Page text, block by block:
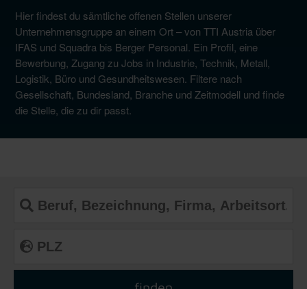
Hier findest du sämtliche offenen Stellen unserer
Unternehmensgruppe an einem Ort – von TTI Austria über
IFAS und Squadra bis Berger Personal. Ein Profil, eine
Bewerbung, Zugang zu Jobs in Industrie, Technik, Metall,
Logistik, Büro und Gesundheitswesen. Filtere nach
Gesellschaft, Bundesland, Branche und Zeitmodell und finde
die Stelle, die zu dir passt.